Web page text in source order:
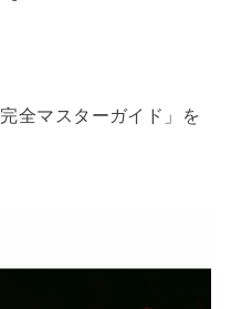
全マスターガイド」を